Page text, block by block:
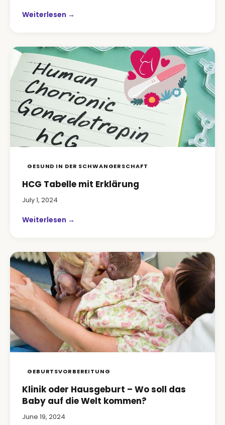
Weiterlesen →
GESUND IN DER SCHWANGERSCHAFT
HCG Tabelle mit Erklärung
July 1, 2024
Weiterlesen →
GEBURTSVORBEREITUNG
Klinik oder Hausgeburt – Wo soll das
Baby auf die Welt kommen?
June 19, 2024